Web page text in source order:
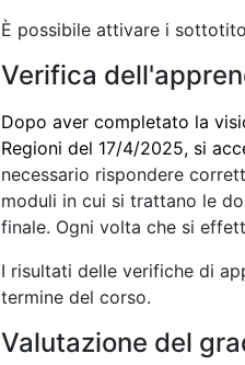
È possibile attivare i
Verifica
Dopo aver completato la
Regioni del 17/4/2025, si
necessario rispondere
moduli in cui si trattano le
finale. Ogni volta che si
I risultati delle verifiche di
termine del corso.
Valutazione del